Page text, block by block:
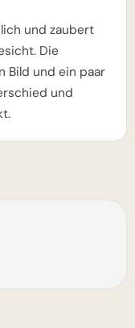
und zaubert
Die
Bild und ein paar
und